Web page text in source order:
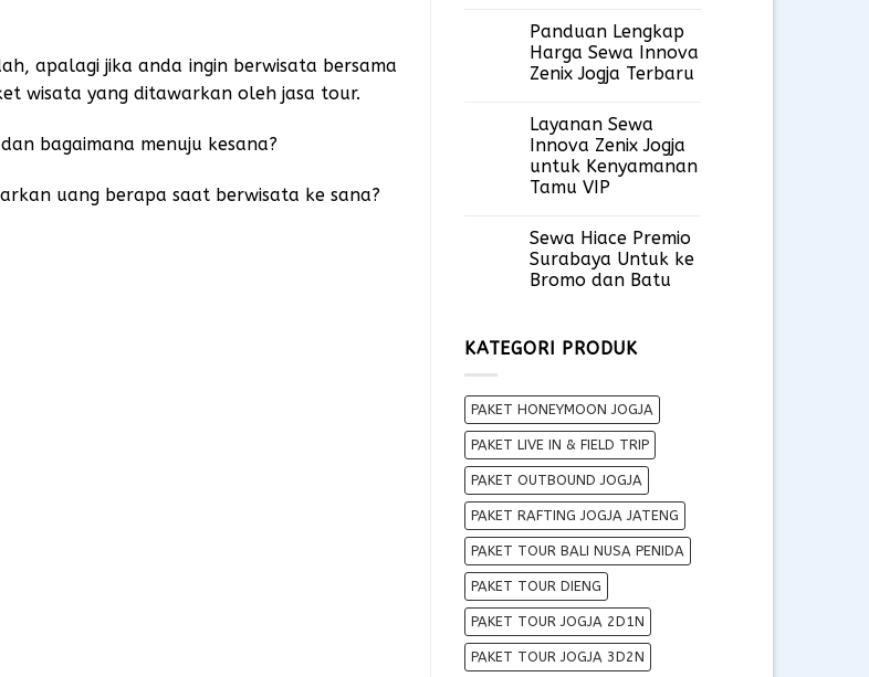
apalagi jika anda ingin berwisata bersama
wisata yang ditawarkan oleh jasa tour.
bagaimana menuju kesana?
uang berapa saat berwisata ke sana?
Panduan Lengkap
Harga Sewa Innova
Zenix Jogja Terbaru
Layanan Sewa
Innova Zenix Jogja
untuk Kenyamanan
Tamu VIP
Sewa Hiace Premio
Surabaya Untuk ke
Bromo dan Batu
KATEGORI PRODUK
PAKET HONEYMOON JOGJA
PAKET LIVE IN & FIELD TRIP
PAKET OUTBOUND JOGJA
PAKET RAFTING JOGJA JATENG
PAKET TOUR BALI NUSA PENIDA
PAKET TOUR DIENG
PAKET TOUR JOGJA 2D1N
PAKET TOUR JOGJA 3D2N